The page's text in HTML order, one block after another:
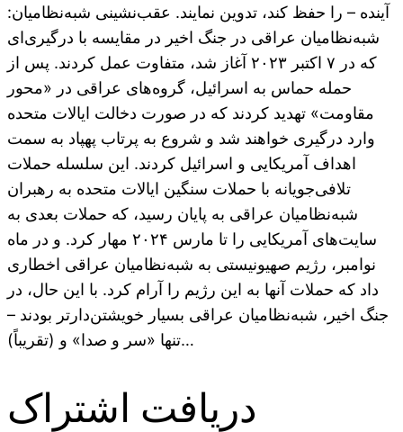
آینده – را حفظ کند، تدوین نمایند. عقب‌نشینی شبه‌نظامیان:
شبه‌نظامیان عراقی در جنگ اخیر در مقایسه با درگیری‌ای
که در ۷ اکتبر ۲۰۲۳ آغاز شد، متفاوت عمل کردند. پس از
حمله حماس به اسرائیل، گروه‌های عراقی در «محور
مقاومت» تهدید کردند که در صورت دخالت ایالات متحده
وارد درگیری خواهند شد و شروع به پرتاب پهپاد به سمت
اهداف آمریکایی و اسرائیل کردند. این سلسله حملات
تلافی‌جویانه با حملات سنگین ایالات متحده به رهبران
شبه‌نظامیان عراقی به پایان رسید، که حملات بعدی به
سایت‌های آمریکایی را تا مارس ۲۰۲۴ مهار کرد. و در ماه
نوامبر، رژیم صهیونیستی به شبه‌نظامیان عراقی اخطاری
داد که حملات آنها به این رژیم را آرام کرد. با این حال، در
جنگ اخیر، شبه‌نظامیان عراقی بسیار خویشتن‌دارتر بودند –
تنها «سر و صدا» و (تقریباً)…
دریافت اشتراک